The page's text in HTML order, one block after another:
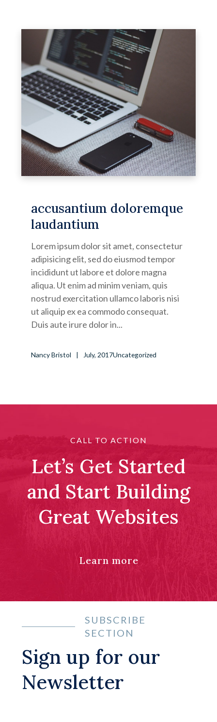
accusantium doloremque
laudantium
Nancy Bristol July, 2017Uncategorized
Lorem ipsum dolor sit amet, consectetur
adipisicing elit, sed do eiusmod tempor
incididunt ut labore et dolore magna
aliqua. Ut enim ad minim veniam, quis
nostrud exercitation ullamco laboris nisi
ut aliquip ex ea commodo consequat.
Duis aute irure dolor in...
CALL TO ACTION
Let’s Get Started
and Start Building
Great Websites
Learn more
SUBSCRIBE
SECTION
Sign up for our
Newsletter